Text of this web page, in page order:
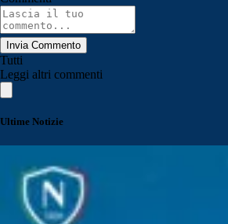
Invia Commento
Tutti
Leggi altri commenti
Ultime Notizie